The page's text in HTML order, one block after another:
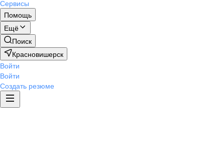
Сервисы
Помощь
Ещё
Поиск
Красновишерск
Войти
Войти
Создать резюме